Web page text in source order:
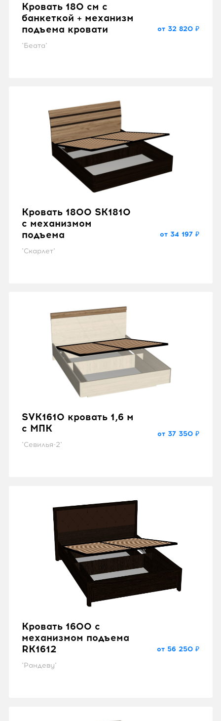
Кровать 180 см с
банкеткой + механизм
подъема кровати
"Беата"
от 32 820 ₽
Кровать 1800 SK1810
с механизмом
подъема
"Скарлет"
от 34 197 ₽
SVK1610 кровать 1,6 м
с МПК
"Севилья-2"
от 37 350 ₽
Кровать 1600 с
механизмом подъема
RK1612
"Рандеву"
от 56 250 ₽